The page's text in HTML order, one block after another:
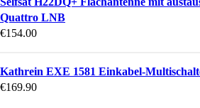
Quattro LNB
€154.00
Kathrein EXE 1581 Einkabel-
€169.90